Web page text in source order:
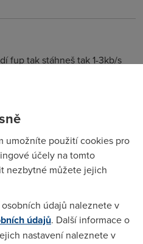
fup tak stáhneš tak 1-3kb/s
nepřekročíš smluvně určenou
blizis k 10GB ( u me sluzby
uz kolem 7GB ... zazil
modem ale uz tomu tak neni
umožníte použití cookies pro
účely na tomto
nezbytné můžete jejich
údajů naleznete v
údajů. Další informace o
nastavení naleznete v